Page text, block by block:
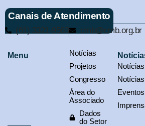
Canais de Atendimento
(61) 3321-9563 cmb@cmb.org.br
Menu
Notícias
Projetos
Congresso
Área do
Associado
Dados
do Setor
Eventos